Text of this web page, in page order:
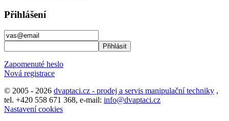
Přihlášení
Zapomenuté heslo
Nová registrace
© 2005 - 2026 dvaptaci.cz - prodej a servis manipulační techniky ,
tel. +420 558 671 368, e-mail: info@dvaptaci.cz
Nastavení cookies